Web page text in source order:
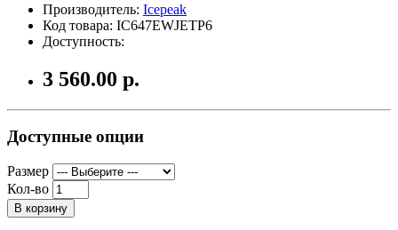
Производитель: Icepeak
Код товара: IC647EWJETP6
Доступность:
3 560.00 р.
Доступные опции
Размер
Кол-во
В корзину